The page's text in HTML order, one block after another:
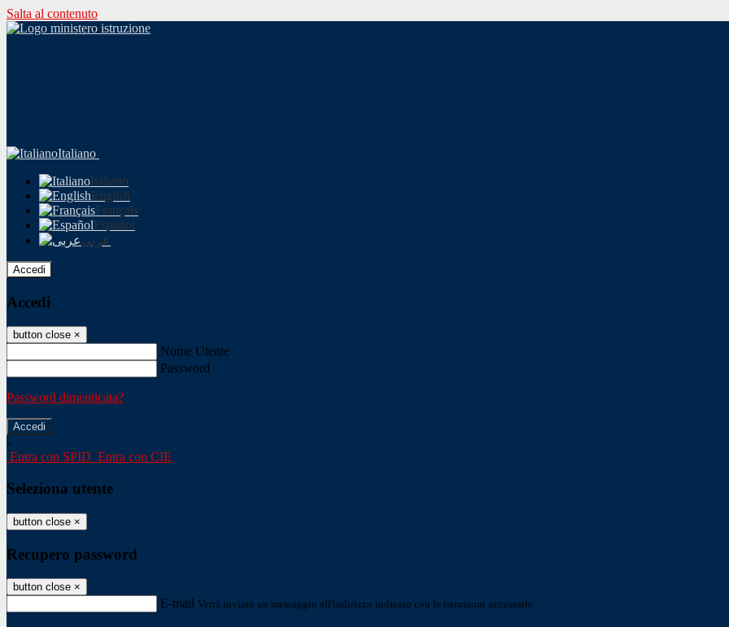
Salta al contenuto
Italiano
Italiano
English
Français
Español
عربى
Accedi
Accedi
button close ×
Nome Utente
Password
Password dimenticata?
-
Entra con SPID Entra con CIE
Seleziona utente
button close ×
Recupero password
button close ×
E-mail Verrà inviato un messaggio all'indirizzo indicato con le istruzioni necessarie.